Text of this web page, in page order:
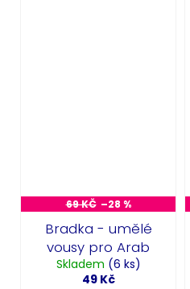
69 KČ –28 %
Bradka - umělé
vousy pro Arab
Skladem (6 ks)
49 Kč